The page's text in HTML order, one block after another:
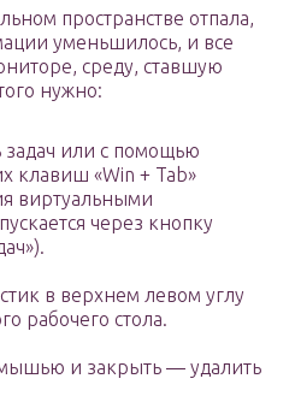
пространстве отпала,
уменьшилось, и все
среду, ставшую
нужно:
задач или с помощью
клавиш «Win + Tab»
виртуальными
через кнопку
в верхнем левом углу
рабочего стола.
и закрыть — удалить